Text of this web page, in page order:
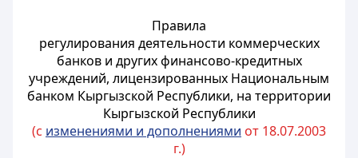
Правила
регулирования деятельности коммерческих
банков и других финансово-кредитных
учреждений, лицензированных Национальным
банком Кыргызской Республики, на территории
Кыргызской Республики
(с изменениями и дополнениями от 18.07.2003
г.)